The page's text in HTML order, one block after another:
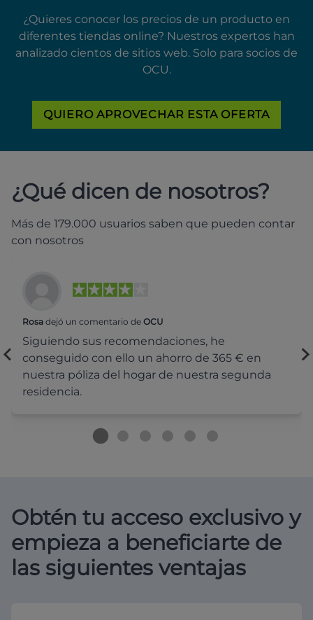
¿Quieres conocer los precios de un producto en
diferentes tiendas online? Nuestros expertos han
analizado cientos de sitios web. Solo para socios de
OCU.
QUIERO APROVECHAR ESTA OFERTA
¿Qué dicen de nosotros?
Más de 179.000 usuarios saben que pueden contar
con nosotros
Rosa dejó un comentario de OCU
Siguiendo sus recomendaciones, he
conseguido con ello un ahorro de 365 € en
nuestra póliza del hogar de nuestra segunda
residencia.
Obtén tu acceso exclusivo y
empieza a beneficiarte de
las siguientes ventajas